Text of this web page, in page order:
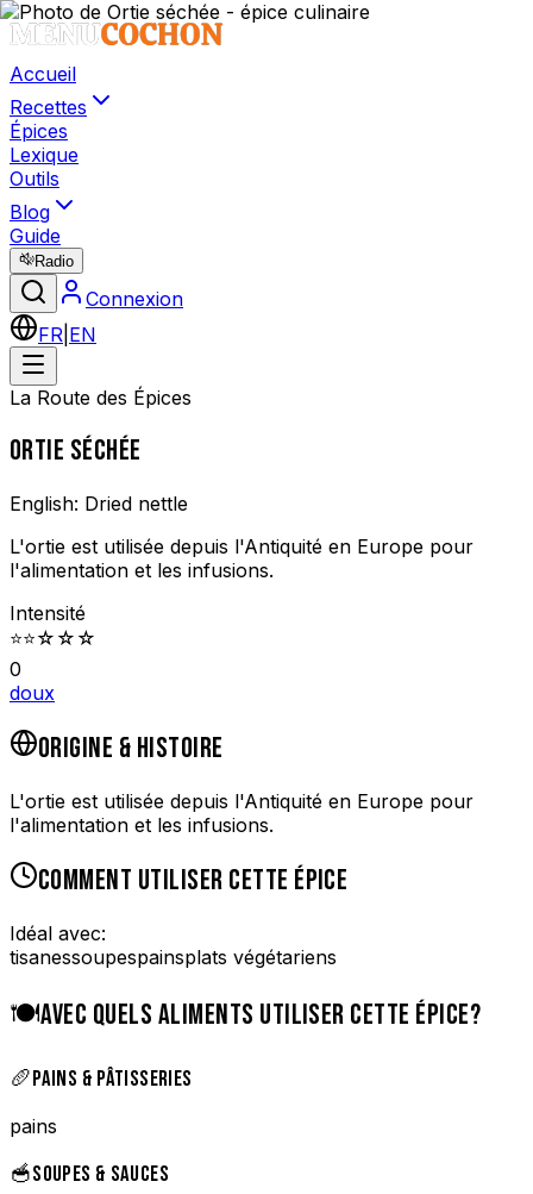
Accueil
Recettes
Épices
Lexique
Outils
Blog
Guide
Radio
Connexion
FR EN
La Route des Épices
ORTIE SÉCHÉE
English: Dried nettle
L'ortie est utilisée depuis l'Antiquité en Europe pour
l'alimentation et les infusions.
Intensité
⭐⭐☆ ☆ ☆
0
doux
ORIGINE & HISTOIRE
L'ortie est utilisée depuis l'Antiquité en Europe pour
l'alimentation et les infusions.
COMMENT UTILISER CETTE ÉPICE
Idéal avec:
tisanessoupespainsplats végétariens
🍽️AVEC QUELS ALIMENTS UTILISER CETTE ÉPICE?
🥖PAINS & PÂTISSERIES
pains
🥣SOUPES & SAUCES